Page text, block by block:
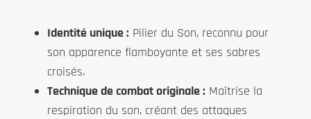
Identité unique : Pilier du Son, reconnu pour
son apparence flamboyante et ses sabres
croisés.
Technique de combat originale : Maîtrise la
respiration du son, créant des attaques